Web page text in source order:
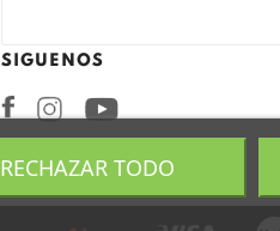
SIGUENOS
FacebookInstagram
RECHAZAR TODO